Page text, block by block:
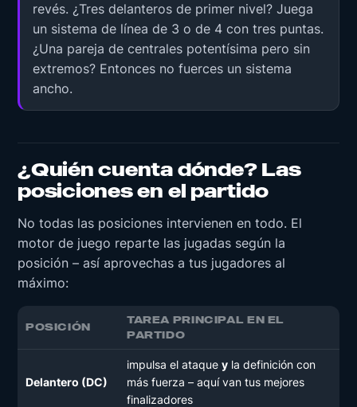
revés. ¿Tres delanteros de primer nivel? Juega
un sistema de línea de 3 o de 4 con tres puntas.
¿Una pareja de centrales potentísima pero sin
extremos? Entonces no fuerces un sistema
ancho.
¿Quién cuenta dónde? Las
posiciones en el partido
No todas las posiciones intervienen en todo. El
motor de juego reparte las jugadas según la
posición – así aprovechas a tus jugadores al
máximo:
POSICIÓN
TAREA PRINCIPAL EN EL
PARTIDO
Delantero (DC)
impulsa el ataque y la definición con
más fuerza – aquí van tus mejores
finalizadores